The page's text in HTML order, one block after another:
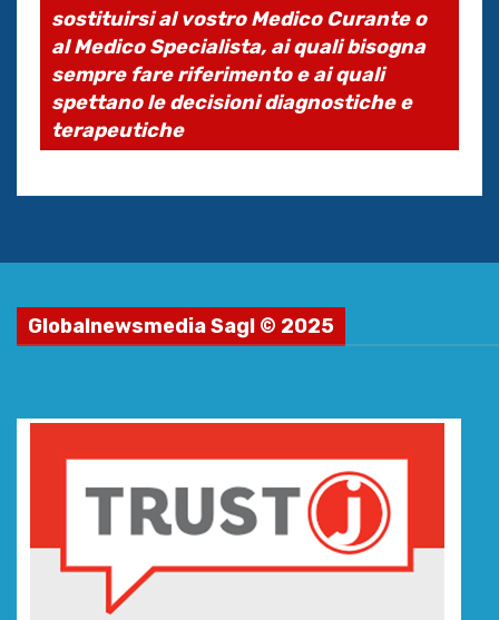
sostituirsi al vostro Medico Curante o
al Medico Specialista, ai quali bisogna
sempre fare riferimento e ai quali
spettano le decisioni diagnostiche e
terapeutiche
Globalnewsmedia Sagl © 2025